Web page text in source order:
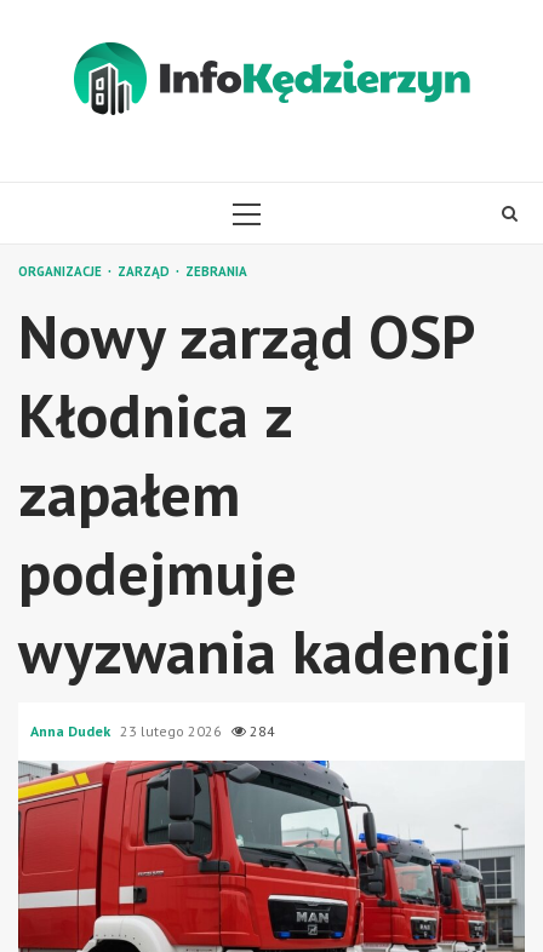
PRIMARY
ORGANIZACJE ZARZĄD ZEBRANIA
Nowy zarząd OSP
Kłodnica z
zapałem
podejmuje
wyzwania kadencji
Anna Dudek 23 lutego 2026 284